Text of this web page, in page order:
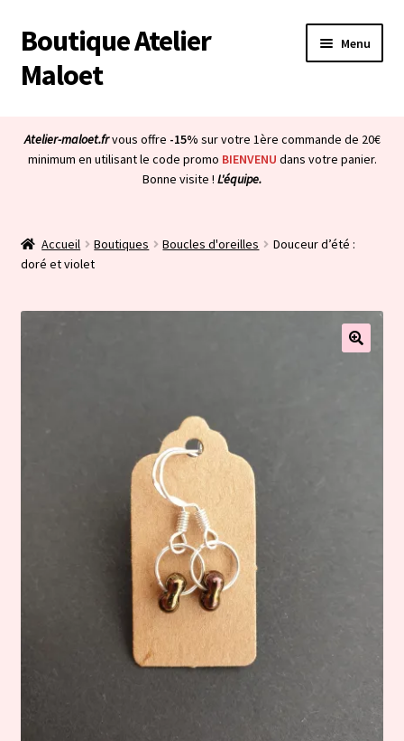
Aller
à
la
Aller
au
contenu
Boutique Atelier
Maloet
Menu
Boutique
Ouvrir
menu
À propos & CGV
Ouvrir
enfant
Blog
le
menu
Atelier-maloet.frvous offre -15% sur votre 1ère commande de 20€
minimum en utilisant le code promo BIENVENU dans votre panier.
Bonne visite ! L'équipe.
Accueil Boutiques Boucles d'oreilles
Douceur d’été :
doré et violet